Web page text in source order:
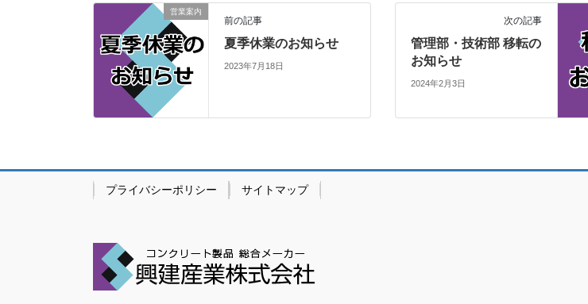
営業案内
前の記事
夏季休業のお知らせ
2023年7月18日
次の記事
管理部・技術部 移転の
お知らせ
2024年2月3日
プライバシーポリシー サイトマップ